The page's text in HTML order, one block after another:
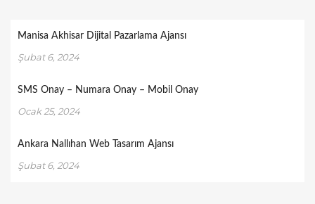
Manisa Akhisar Dijital Pazarlama Ajansı
Şubat 6, 2024
SMS Onay – Numara Onay – Mobil Onay
Ocak 25, 2024
Ankara Nallıhan Web Tasarım Ajansı
Şubat 6, 2024